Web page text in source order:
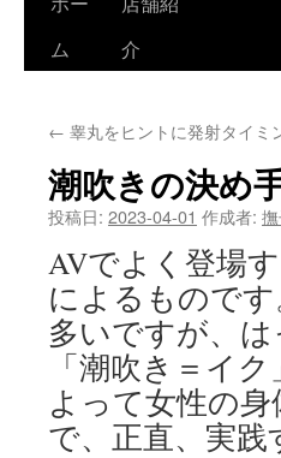
ン
ツ
へ
ス
ム
介
← 睾丸をヒントに発射タイミ
潮吹きの決め
投稿日: 2023-04-01 作成者:
AVでよく登場
によるもので
多いですが、
「潮吹き＝イ
よって女性の
で、正直、実